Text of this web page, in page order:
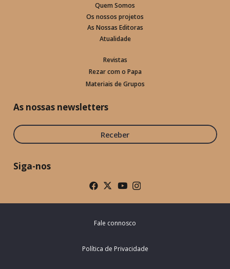
Quem Somos
Os nossos projetos
As Nossas Editoras
Atualidade
Revistas
Rezar com o Papa
Materiais de Grupos
As nossas newsletters
Receber
Siga-nos
Fale connosco
Política de Privacidade